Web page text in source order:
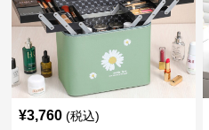
¥3,760 (税込)